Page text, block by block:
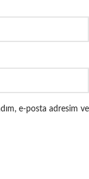
e-posta adresim ve